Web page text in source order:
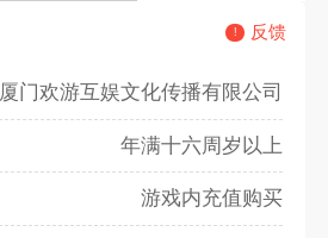
反馈
厦门欢游互娱文化传播有限公司
年满十六周岁以上
游戏内充值购买